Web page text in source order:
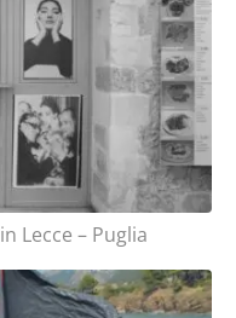
in Lecce – Puglia